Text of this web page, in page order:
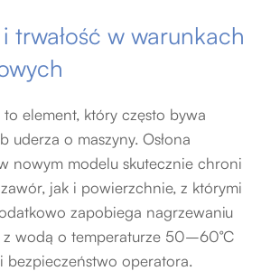
trwałość w warunkach
element, który często bywa
uderza o maszyny. Osłona
nowym modelu skutecznie chroni
jak i powierzchnie, z którymi
zapobiega nagrzewaniu
z wodą o temperaturze 50–60°C
operatora.